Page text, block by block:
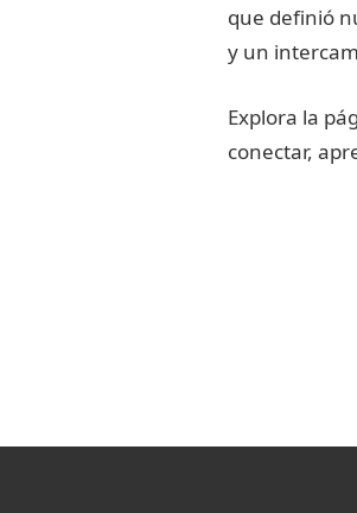
que definió
y un
Explora la
conectar,